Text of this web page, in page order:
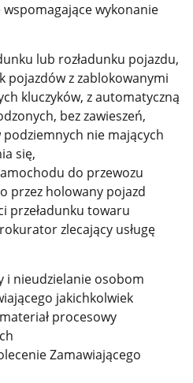
wykonanie
lub rozładunku pojazdu,
pojazdów z zablokowanymi
kluczyków, z automatyczną
bez zawieszeń,
nie mających
się,
do przewozu
przez holowany pojazd
przeładunku towaru
zlecający usługę
i nieudzielanie osobom
jakichkolwiek
procesowy
Zamawiającego